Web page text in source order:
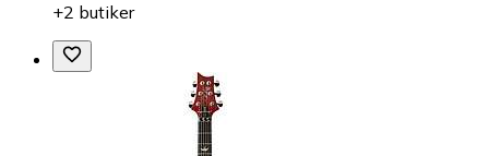
+2 butiker